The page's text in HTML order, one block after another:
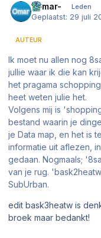
-Omar- Leden
Geplaatst: 29 juli
AUTEUR
Ik moet nu allen nog
jullie waar ik die kan
het pragama
heet weten julie het.
Volgens mij is
bestand waarin je
je Data map, en het is
informatie uit aflezen,
gedaan. Nogmaals;
van je rug.
SubUrban.
edit bask3heatw is
broek maar bedankt!